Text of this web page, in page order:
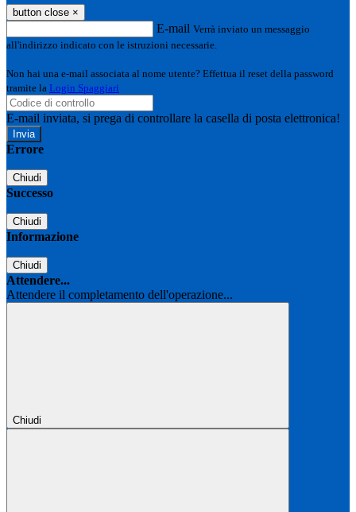
button close ×
E-mail Verrà inviato un messaggio
all'indirizzo indicato con le istruzioni necessarie.
Non hai una e-mail associata al nome utente? Effettua il reset della password
tramite la Login Spaggiari
E-mail inviata, si prega di controllare la casella di posta elettronica!
Errore
Chiudi
Successo
Chiudi
Informazione
Chiudi
Attendere...
Attendere il completamento dell'operazione...
Chiudi